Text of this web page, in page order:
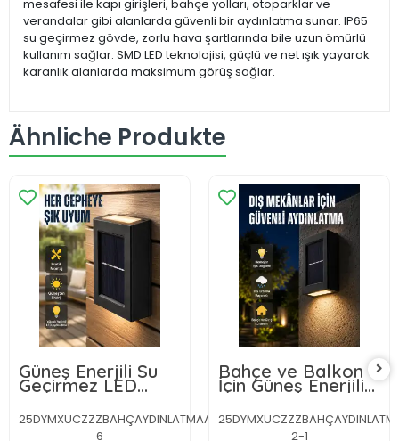
mesafesi ile kapı girişleri, bahçe yolları, otoparklar ve
verandalar gibi alanlarda güvenli bir aydınlatma sunar. IP65
su geçirmez gövde, zorlu hava şartlarında bile uzun ömürlü
kullanım sağlar. SMD LED teknolojisi, güçlü ve net ışık yayarak
karanlık alanlarda maksimum görüş sağlar.
Ähnliche Produkte
Güneş Enerjili Su
Geçirmez LED
Duvar Lambası
Yeni Nesil
25DYMXUCZZZBAHÇAYDINLATMAAAAA-
6
Bahçe ve Balkon
İçin Güneş Enerjili
Lamba Yeni Nesil
2-1